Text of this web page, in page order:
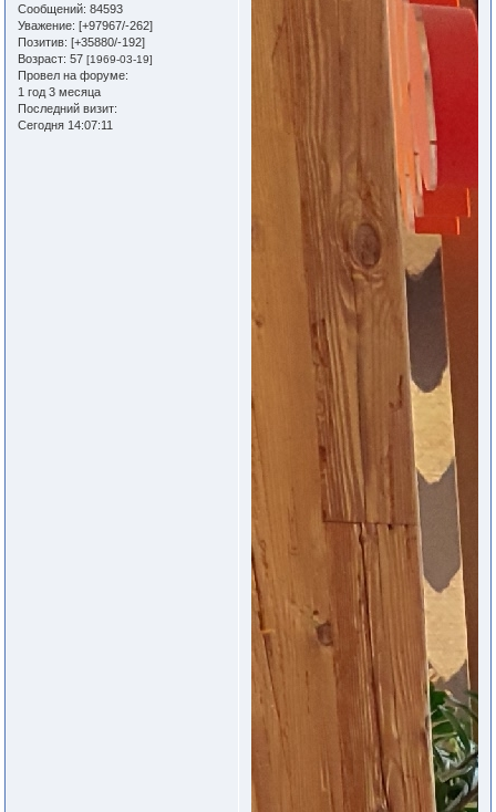
Сообщений: 84593
Уважение: [+97967/-262]
Позитив: [+35880/-192]
Возраст: 57[1969-03-19]
Провел на форуме:
1 год 3 месяца
Последний визит:
Сегодня 14:07:11